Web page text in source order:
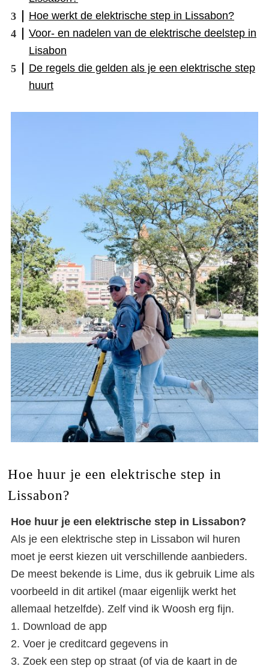
Hoe werkt de elektrische step in Lissabon?
Voor- en nadelen van de elektrische deelstep in
Lisabon
De regels die gelden als je een elektrische step
huurt
Hoe huur je een elektrische step in
Lissabon?
Hoe huur je een elektrische step in Lissabon?
Als je een elektrische step in Lissabon wil huren
moet je eerst kiezen uit verschillende aanbieders.
De meest bekende is Lime, dus ik gebruik Lime als
voorbeeld in dit artikel (maar eigenlijk werkt het
allemaal hetzelfde). Zelf vind ik Woosh erg fijn.
1. Download de app
2. Voer je creditcard gegevens in
3. Zoek een step op straat (of via de kaart in de